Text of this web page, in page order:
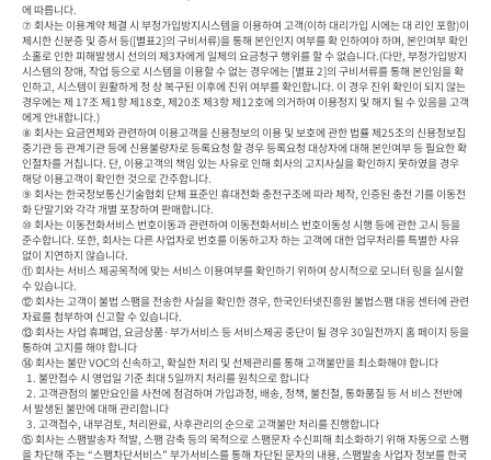
에 따릅니다.
⑦ 회사는 이용계약 체결 시 부정가입방지시스템을 이용하여 고객(이하 대리가입 시에는 대 리인 포함)이
제시한 신분증 및 증서 등([별표2]의 구비서류)을 통해 본인인지 여부를 확 인하여야 하며, 본인여부 확인
소홀로 인한 피해발생시 선의의 제3자에게 일체의 요금청구 행위를 할 수 없습니다.(다만, 부정가입방지
시스템의 장애, 작업 등으로 시스템을 이용할 수 없는 경우에는 [별표 2]의 구비서류를 통해 본인임을 확
인하고, 시스템이 원활하게 정 상 복구된 이후에 진위 여부를 확인합니다. 이 경우 진위 확인이 되지 않는
경우에는 제 17조 제1항 제18호, 제20조 제3항 제12호에 의거하여 이용정지 및 해지 될 수 있음을 고객
에게 안내합니다.)
⑧ 회사는 요금연체와 관련하여 이용고객을 신용정보의 이용 및 보호에 관한 법률 제25조의 신용정보집
중기관 등 관계기관 등에 신용불량자로 등록요청 할 경우 등록요청 대상자에 대해 본인여부 등 필요한 확
인절차를 거칩니다. 단, 이용고객의 책임 있는 사유로 인해 회사의 고지사실을 확인하지 못하였을 경우
해당 이용고객이 확인한 것으로 간주합니다.
⑨ 회사는 한국정보통신기술협회 단체 표준인 휴대전화 충전구조에 따라 제작, 인증된 충전 기를 이동전
화 단말기와 각각 개별 포장하여 판매합니다.
⑩ 회사는 이동전화서비스 번호이동과 관련하여 이동전화서비스 번호이동성 시행 등에 관한 고시 등을
준수합니다. 또한, 회사는 다른 사업자로 번호를 이동하고자 하는 고객에 대한 업무처리를 특별한 사유
없이 지연하지 않습니다.
⑪ 회사는 서비스 제공목적에 맞는 서비스 이용여부를 확인하기 위하여 상시적으로 모니터 링을 실시할
수 있습니다.
⑫ 회사는 고객이 불법 스팸을 전송한 사실을 확인한 경우, 한국인터넷진흥원 불법스팸 대응 센터에 관련
자료를 첨부하여 신고할 수 있습니다.
⑬ 회사는 사업 휴폐업, 요금상품·부가서비스 등 서비스제공 중단이 될 경우 30일전까지 홈 페이지 등을
통하여 고지를 해야 합니다
⑭ 회사는 불만 VOC의 신속하고, 확실한 처리 및 선제관리를 통해 고객불만을 최소화해야 합니다
서 발생된 불만에 대해 관리합니다
⑮ 회사는 스팸발송자 적발, 스팸 감축 등의 목적으로 스팸문자 수신피해 최소화하기 위해 자동으로 스팸
을 차단해 주는 “스팸차단서비스” 부가서비스를 통해 차단된 문자의 내용, 스팸발송 사업자 정보를 한국